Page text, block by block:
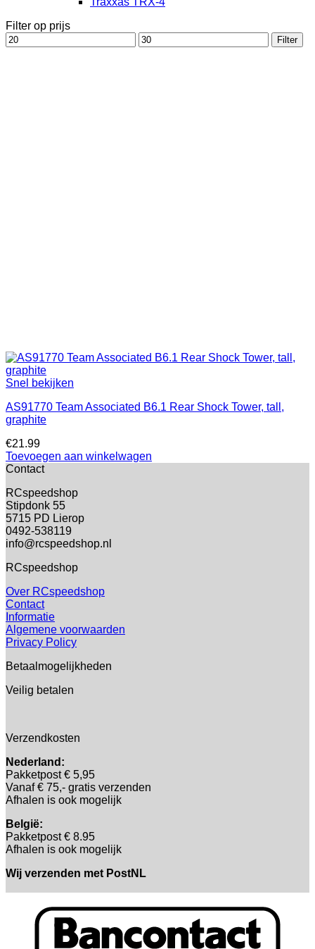
Filter op prijs
Min.
prijs
Max.
prijs
Filter
Snel bekijken
AS91770 Team Associated B6.1 Rear Shock Tower, tall,
graphite
€21.99
Toevoegen aan winkelwagen
Contact
RCspeedshop
Stipdonk 55
5715 PD Lierop
0492-538119
info@rcspeedshop.nl
RCspeedshop
Over RCspeedshop
Contact
Informatie
Algemene voorwaarden
Privacy Policy
Betaalmogelijkheden
Veilig betalen
Verzendkosten
Nederland:
Pakketpost € 5,95
Vanaf € 75,- gratis verzenden
Afhalen is ook mogelijk
België:
Pakketpost € 8.95
Afhalen is ook mogelijk
Wij verzenden met PostNL